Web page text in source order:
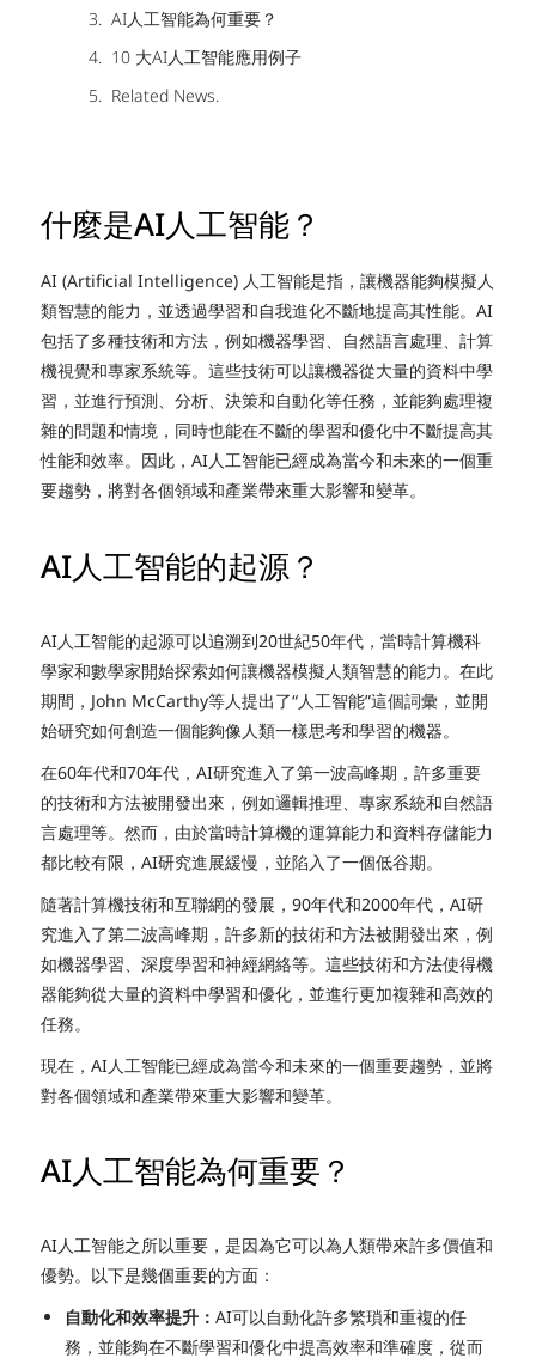
AI人工智能為何重要？
10 大AI人工智能應用例子
Related News.
什麼是AI人工智能？
AI (Artificial Intelligence) 人工智能是指，讓機器能夠模擬人
類智慧的能力，並透過學習和自我進化不斷地提高其性能。AI
包括了多種技術和方法，例如機器學習、自然語言處理、計算
機視覺和專家系統等。這些技術可以讓機器從大量的資料中學
習，並進行預測、分析、決策和自動化等任務，並能夠處理複
雜的問題和情境，同時也能在不斷的學習和優化中不斷提高其
性能和效率。因此，AI人工智能已經成為當今和未來的一個重
要趨勢，將對各個領域和產業帶來重大影響和變革。
AI人工智能的起源？
AI人工智能的起源可以追溯到20世紀50年代，當時計算機科
學家和數學家開始探索如何讓機器模擬人類智慧的能力。在此
期間，John McCarthy等人提出了“人工智能”這個詞彙，並開
始研究如何創造一個能夠像人類一樣思考和學習的機器。
在60年代和70年代，AI研究進入了第一波高峰期，許多重要
的技術和方法被開發出來，例如邏輯推理、專家系統和自然語
言處理等。然而，由於當時計算機的運算能力和資料存儲能力
都比較有限，AI研究進展緩慢，並陷入了一個低谷期。
隨著計算機技術和互聯網的發展，90年代和2000年代，AI研
究進入了第二波高峰期，許多新的技術和方法被開發出來，例
如機器學習、深度學習和神經網絡等。這些技術和方法使得機
器能夠從大量的資料中學習和優化，並進行更加複雜和高效的
任務。
現在，AI人工智能已經成為當今和未來的一個重要趨勢，並將
對各個領域和產業帶來重大影響和變革。
AI人工智能為何重要？
AI人工智能之所以重要，是因為它可以為人類帶來許多價值和
優勢。以下是幾個重要的方面：
自動化和效率提升：AI可以自動化許多繁瑣和重複的任
務，並能夠在不斷學習和優化中提高效率和準確度，從而